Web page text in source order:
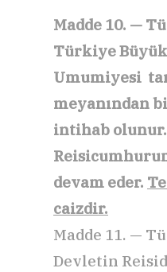
Madde 10. —
Türkiye
Umumiyesi
meyanından
intihab
devam eder.
caizdir.
Madde 11. —
Devletin